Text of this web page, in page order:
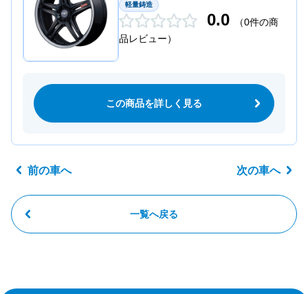
軽量鋳造
0.0
（0件の商
品レビュー）
この商品を詳しく見る
前の車へ
一覧へ戻る
次の車へ